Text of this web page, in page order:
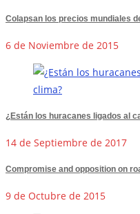
Colapsan los precios mundiales
6 de Noviembre de 2015
¿Están los huracanes ligados al
14 de Septiembre de 2017
Compromise and opposition on
9 de Octubre de 2015